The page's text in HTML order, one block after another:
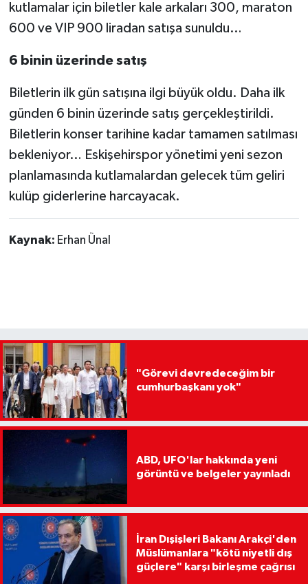
kutlamalar için biletler kale arkaları 300, maraton
600 ve VIP 900 liradan satışa sunuldu…
6 binin üzerinde satış
Biletlerin ilk gün satışına ilgi büyük oldu. Daha ilk
günden 6 binin üzerinde satış gerçekleştirildi.
Biletlerin konser tarihine kadar tamamen satılması
bekleniyor… Eskişehirspor yönetimi yeni sezon
planlamasında kutlamalardan gelecek tüm geliri
kulüp giderlerine harcayacak.
Kaynak: Erhan Ünal
"Görevi devredeceğim bir
cumhurbaşkanı yok"
ABD, UFO'lar hakkında yeni
görüntü ve belgeler yayınladı
İran Dışişleri Bakanı Arakçi'den
Müslümanlara "kötü niyetli dış
güçlere" karşı birleşme çağrısı